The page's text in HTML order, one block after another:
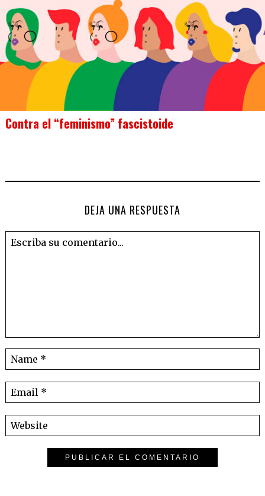
Contra el “feminismo” fascistoide
DEJA UNA RESPUESTA